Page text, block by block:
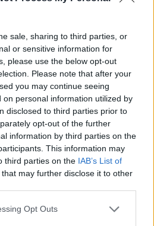
sale, sharing to third parties, or
or sensitive information for
please use the below opt-out
Please note that after your
you may continue seeing
on personal information utilized by
disclosed to third parties prior to
opt-out of the further
information by third parties on the
This information may
third parties on the IAB’s List of
that may further disclose it to other
Opt Outs
moeilijker te bereiken
Na 6 maanden afgebouwd.
1 Reactie